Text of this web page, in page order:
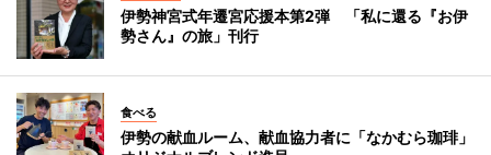
伊勢神宮式年遷宮応援本第2弾 「私に還る『お伊
勢さん』の旅」刊行
食べる
伊勢の献血ルーム、献血協力者に「なかむら珈琲」